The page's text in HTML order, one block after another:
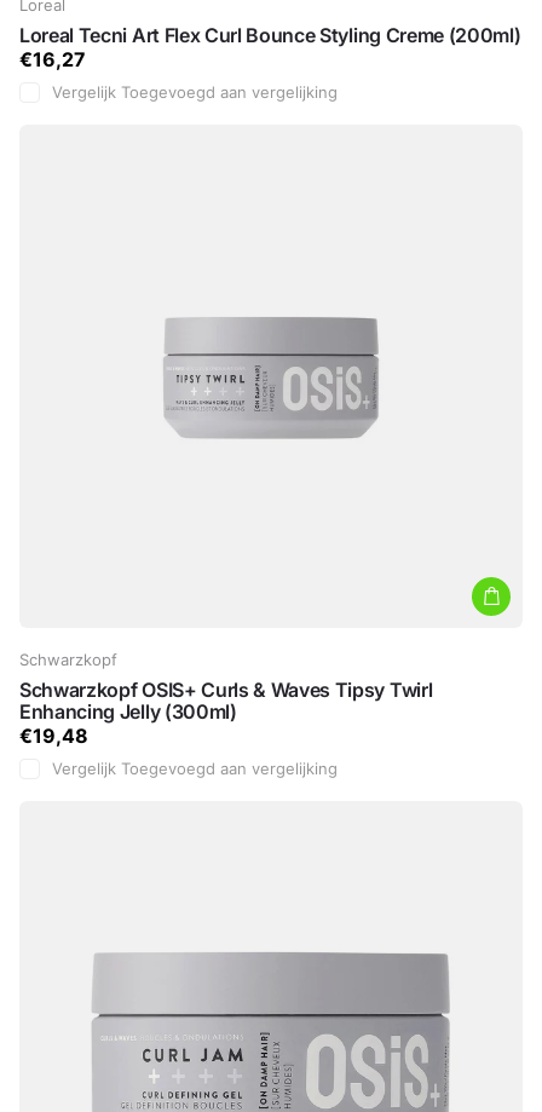
Loreal
Loreal Tecni Art Flex Curl Bounce Styling Creme (200ml)
€16,27
Vergelijk Toegevoegd aan vergelijking
Schwarzkopf
Schwarzkopf OSIS+ Curls & Waves Tipsy Twirl
Enhancing Jelly (300ml)
€19,48
Vergelijk Toegevoegd aan vergelijking